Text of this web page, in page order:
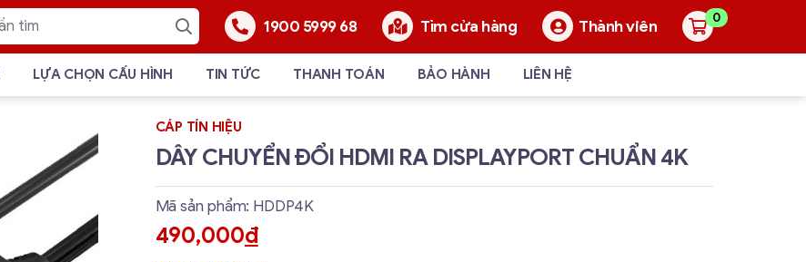
1900 5999 68 Tìm cửa hàng Thành viên 0
LỰA CHỌN CẤU HÌNH TIN TỨC THANH TOÁN BẢO HÀNH LIÊN HỆ
CÁP TÍN HIỆU
DÂY CHUYỂN ĐỔI HDMI RA DISPLAYPORT CHUẨN 4K
Mã sản phẩm: HDDP4K
490,000đ